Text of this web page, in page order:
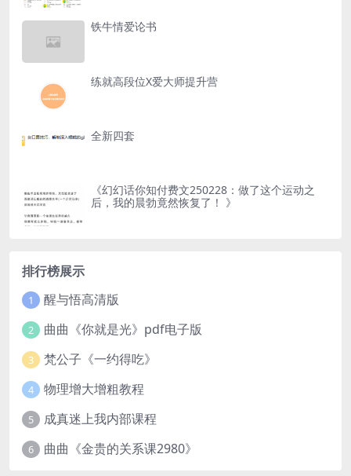
铁牛情爱论书
练就高段位X爱大师提升营
全新四套
《幻幻话你知付费文250228：做了这个运动之
后，我的晨勃竟然恢复了！ 》
排行榜展示
1 醒与悟高清版
2 曲曲《你就是光》pdf电子版
3 梵公子《一约得吃》
4 物理增大增粗教程
5 成真迷上我内部课程
6 曲曲《金贵的关系课2980》